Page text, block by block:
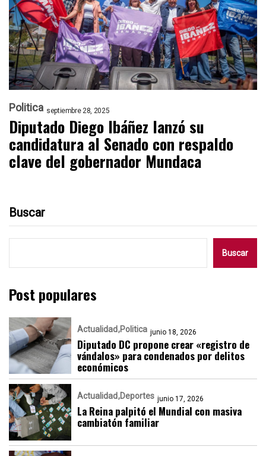
Politica septiembre 28, 2025
Diputado Diego Ibáñez lanzó su
candidatura al Senado con respaldo
clave del gobernador Mundaca
Buscar
Buscar
Post populares
Actualidad Politica junio 18, 2026
Diputado DC propone crear «registro de
vándalos» para condenados por delitos
económicos
Actualidad Deportes junio 17, 2026
La Reina palpitó el Mundial con masiva
cambiatón familiar